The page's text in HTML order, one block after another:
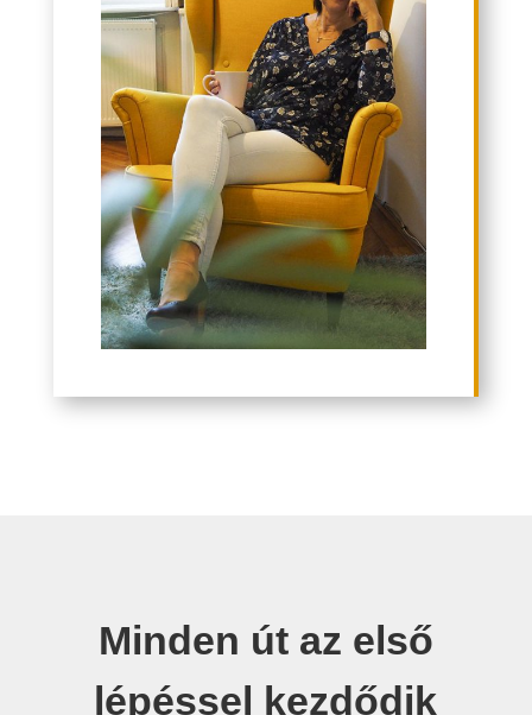
Minden út az első
lépéssel kezdődik